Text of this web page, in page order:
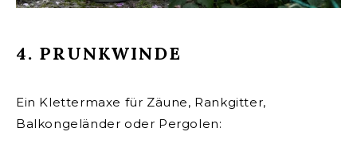
4. PRUNKWINDE
Ein Klettermaxe für Zäune, Rankgitter,
Balkongeländer oder Pergolen: